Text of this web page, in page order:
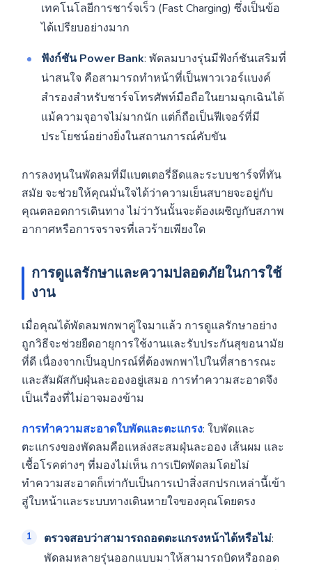
เทคโนโลยีการชาร์จเร็ว (Fast Charging) ซึ่งเป็นข้อ
ได้เปรียบอย่างมาก
ฟังก์ชัน Power Bank: พัดลมบางรุ่นมีฟังก์ชันเสริมที่
น่าสนใจ คือสามารถทำหน้าที่เป็นพาวเวอร์แบงค์
สำรองสำหรับชาร์จโทรศัพท์มือถือในยามฉุกเฉินได้
แม้ความจุอาจไม่มากนัก แต่ก็ถือเป็นฟีเจอร์ที่มี
ประโยชน์อย่างยิ่งในสถานการณ์คับขัน
การลงทุนในพัดลมที่มีแบตเตอรี่อึดและระบบชาร์จที่ทัน
สมัย จะช่วยให้คุณมั่นใจได้ว่าความเย็นสบายจะอยู่กับ
คุณตลอดการเดินทาง ไม่ว่าวันนั้นจะต้องเผชิญกับสภาพ
อากาศหรือการจราจรที่เลวร้ายเพียงใด
การดูแลรักษาและความปลอดภัยในการใช้
งาน
เมื่อคุณได้พัดลมพกพาคู่ใจมาแล้ว การดูแลรักษาอย่าง
ถูกวิธีจะช่วยยืดอายุการใช้งานและรับประกันสุขอนามัย
ที่ดี เนื่องจากเป็นอุปกรณ์ที่ต้องพกพาไปในที่สาธารณะ
และสัมผัสกับฝุ่นละอองอยู่เสมอ การทำความสะอาดจึง
เป็นเรื่องที่ไม่อาจมองข้าม
การทำความสะอาดใบพัดและตะแกรง: ใบพัดและ
ตะแกรงของพัดลมคือแหล่งสะสมฝุ่นละออง เส้นผม และ
เชื้อโรคต่างๆ ที่มองไม่เห็น การเปิดพัดลมโดยไม่
ทำความสะอาดก็เท่ากับเป็นการเป่าสิ่งสกปรกเหล่านี้เข้า
สู่ใบหน้าและระบบทางเดินหายใจของคุณโดยตรง
ตรวจสอบว่าสามารถถอดตะแกรงหน้าได้หรือไม่:
พัดลมหลายรุ่นออกแบบมาให้สามารถบิดหรือถอด